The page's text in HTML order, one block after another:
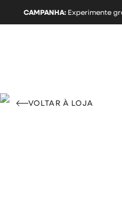
CAMPANHA: Experimente
VOLTAR À LOJA